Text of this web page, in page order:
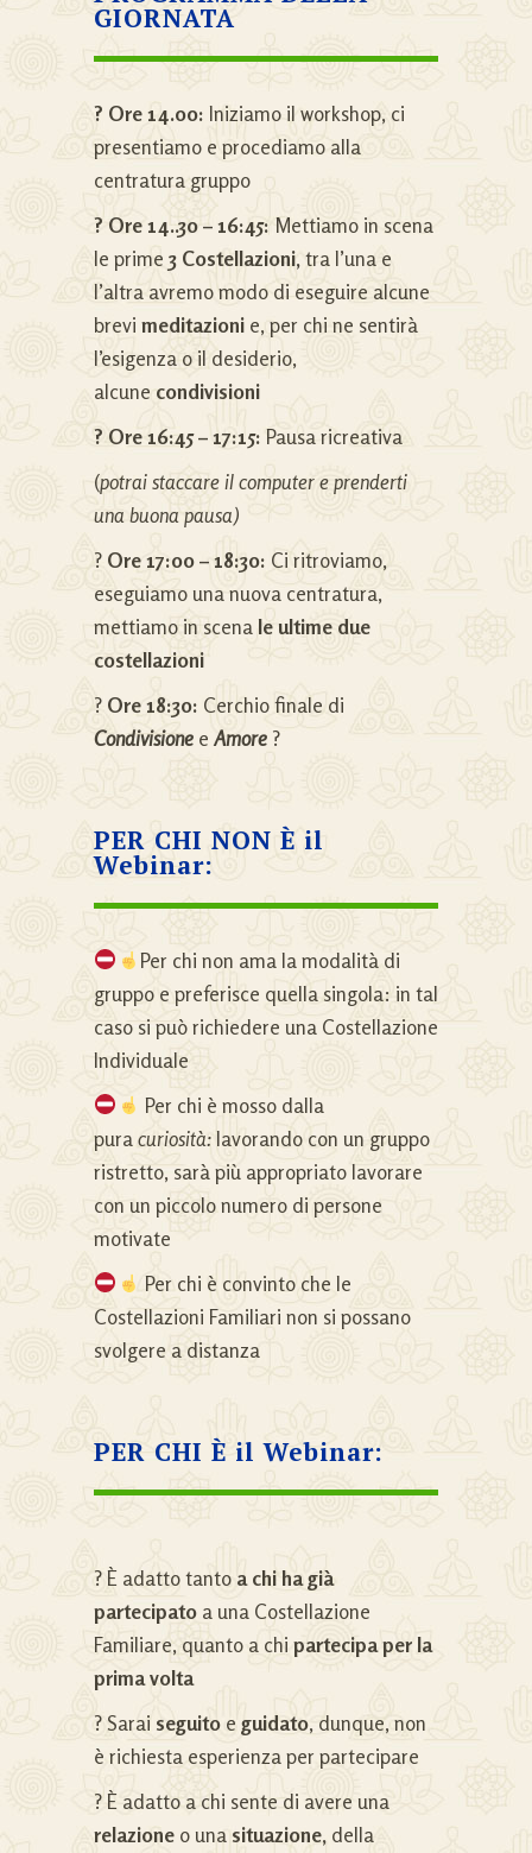
GIORNATA
? Ore 14.00: Iniziamo il workshop, ci
presentiamo e procediamo alla
centratura gruppo
? Ore 14..30 – 16:45: Mettiamo in scena
le prime 3 Costellazioni, tra l’una e
l’altra avremo modo di eseguire alcune
brevi meditazioni e, per chi ne sentirà
l’esigenza o il desiderio,
alcune condivisioni
? Ore 16:45 – 17:15: Pausa ricreativa
(potrai staccare il computer e prenderti
una buona pausa)
? Ore 17:00 – 18:30: Ci ritroviamo,
eseguiamo una nuova centratura,
mettiamo in scena le ultime due
costellazioni
? Ore 18:30: Cerchio finale di
Condivisione e Amore ?
PER CHI NON È il
Webinar:
Per chi non ama la modalità di
gruppo e preferisce quella singola: in tal
caso si può richiedere una Costellazione
Individuale
Per chi è mosso dalla
pura curiosità: lavorando con un gruppo
ristretto, sarà più appropriato lavorare
con un piccolo numero di persone
motivate
Per chi è convinto che le
Costellazioni Familiari non si possano
svolgere a distanza
PER CHI È il Webinar:
? È adatto tanto a chi ha già
partecipato a una Costellazione
Familiare, quanto a chi partecipa per la
prima volta
? Sarai seguito e guidato, dunque, non
è richiesta esperienza per partecipare
? È adatto a chi sente di avere una
relazione o una situazione, della